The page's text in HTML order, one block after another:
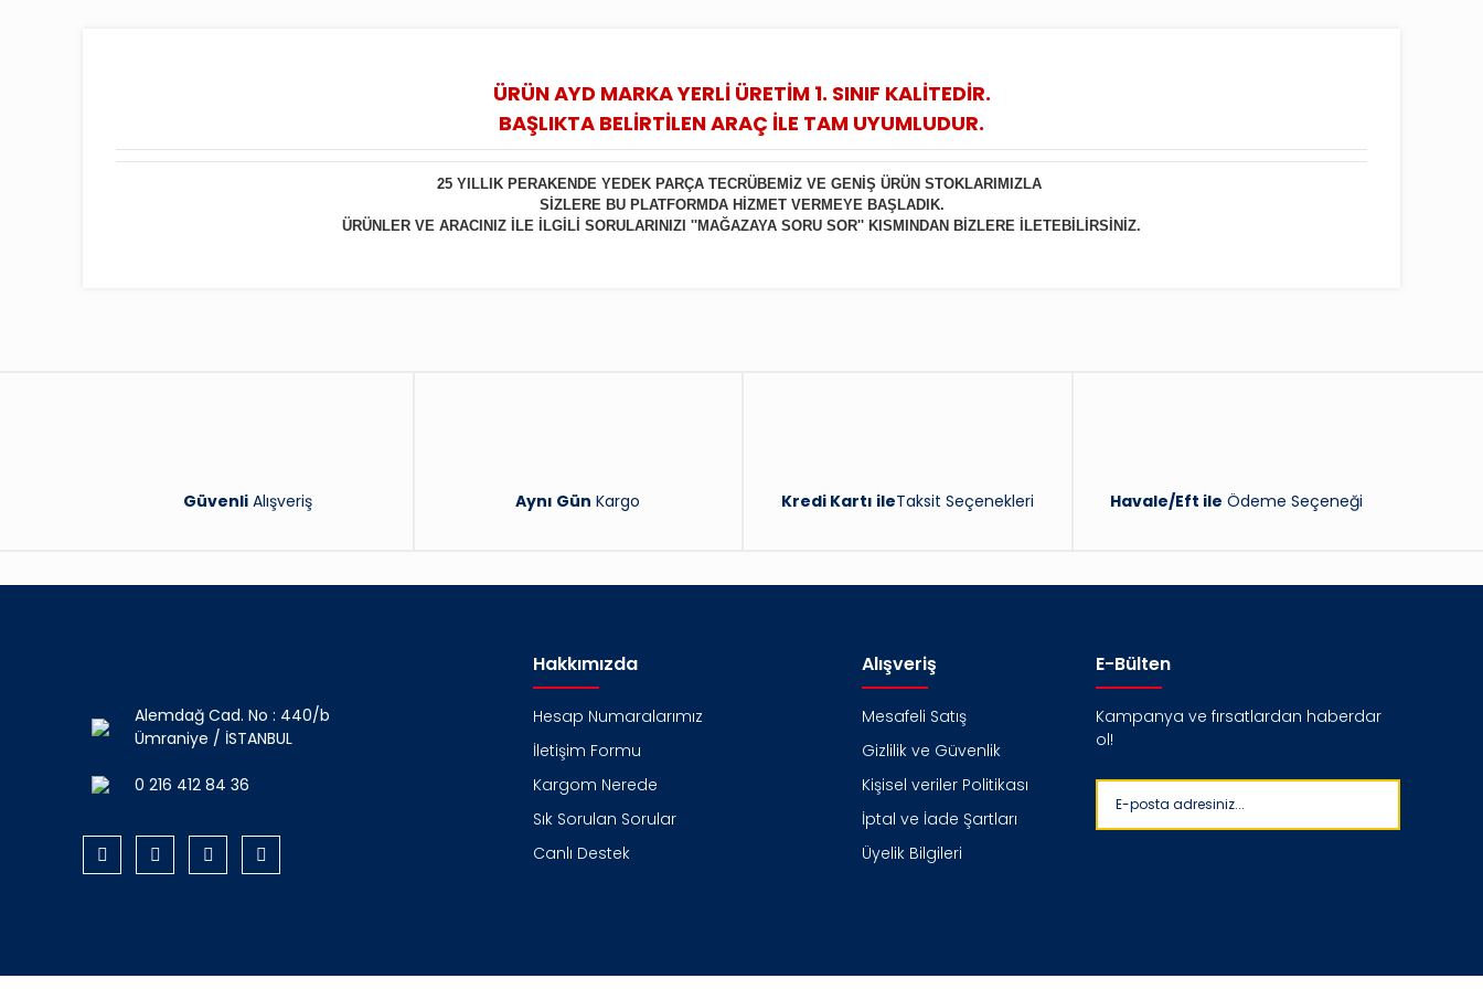
ÜRÜN AYD MARKA YERLİ ÜRETİM 1. SINIF KALİTEDİR.
BAŞLIKTA BELİRTİLEN ARAÇ İLE TAM UYUMLUDUR.
25 YILLIK PERAKENDE YEDEK PARÇA TECRÜBEMİZ VE GENİŞ ÜRÜN STOKLARIMIZLA
SİZLERE BU PLATFORMDA HİZMET VERMEYE BAŞLADIK.
ÜRÜNLER VE ARACINIZ İLE İLGİLİ SORULARINIZI ''MAĞAZAYA SORU SOR'' KISMINDAN BİZLERE İLETEBİLİRSİNİZ.
GüvenliAlışveriş Aynı Gün Kargo Kredi Kartı ileTaksit Seçenekleri Havale/Eft ile Ödeme Seçeneği
Alemdağ Cad. No : 440/b
Ümraniye / İSTANBUL
0 216 412 84 36
Hakkımızda
Hesap Numaralarımız
İletişim Formu
Kargom Nerede
Sık Sorulan Sorular
Canlı Destek
Alışveriş
Mesafeli Satış
Gizlilik ve Güvenlik
Kişisel veriler Politikası
İptal ve İade Şartları
Üyelik Bilgileri
E-Bülten
Kampanya ve fırsatlardan haberdar
ol!